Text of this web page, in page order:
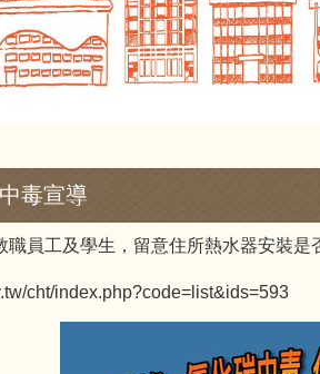
毒宣導
職員工及學生，留意住所熱水器安裝是
cht/index.php?code=list&ids=593